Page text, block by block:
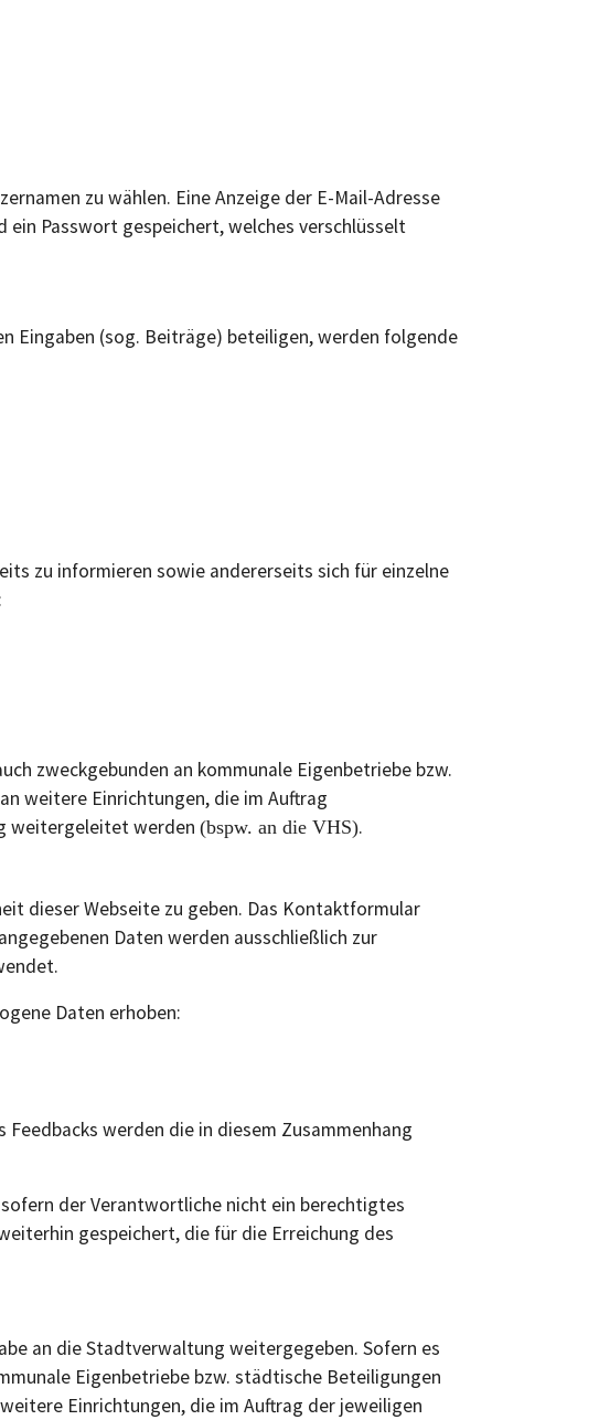
zu wählen. Eine Anzeige der E-Mail-Adresse
Passwort gespeichert, welches verschlüsselt
Eingaben (sog. Beiträge) beteiligen, werden folgende
zu informieren sowie andererseits sich für einzelne
zweckgebunden an kommunale Eigenbetriebe bzw.
weitere Einrichtungen, die im Auftrag
weitergeleitet werden (bspw. an die VHS).
dieser Webseite zu geben. Das Kontaktformular
Daten werden ausschließlich zur
Daten erhoben:
werden die in diesem Zusammenhang
der Verantwortliche nicht ein berechtigtes
gespeichert, die für die Erreichung des
an die Stadtverwaltung weitergegeben. Sofern es
Eigenbetriebe bzw. städtische Beteiligungen
Einrichtungen, die im Auftrag der jeweiligen